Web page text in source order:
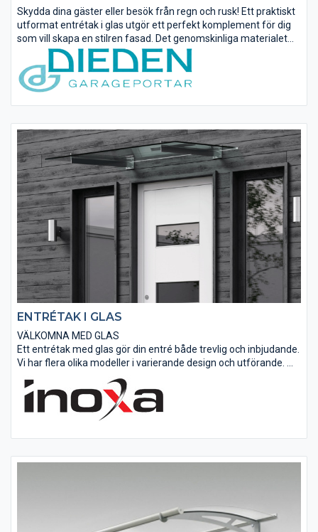
Skydda dina gäster eller besök från regn och rusk! Ett praktiskt
utformat entrétak i glas utgör ett perfekt komplement för dig
som vill skapa en stilren fasad. Det genomskinliga materialet
blir en diskret detalj som ger stor nytta.
ENTRÉTAK I GLAS
VÄLKOMNA MED GLAS
Ett entrétak med glas gör din entré både trevlig och inbjudande.
Vi har flera olika modeller i varierande design och utförande.
Standardmått eller kundanpassat.